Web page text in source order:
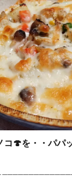
コ🍄を・・パパ
出